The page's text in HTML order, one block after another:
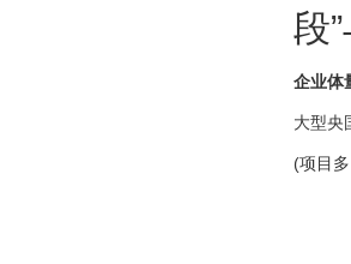
段
企业体
大型央
(项目